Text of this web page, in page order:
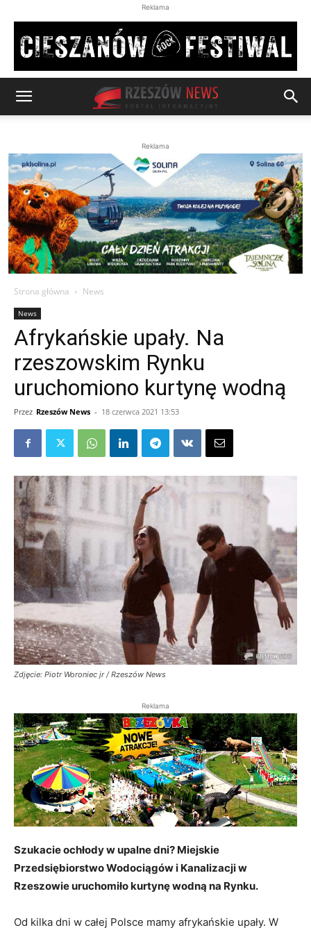
Reklama
Reklama
Strona główna News
News
Afrykańskie upały. Na
rzeszowskim Rynku
uruchomiono kurtynę wodną
Przez Rzeszów News - 18 czerwca 2021 13:53
Zdjęcie: Piotr Woroniec jr / Rzeszów News
Reklama
Szukacie ochłody w upalne dni? Miejskie
Przedsiębiorstwo Wodociągów i Kanalizacji w
Rzeszowie uruchomiło kurtynę wodną na Rynku.
Od kilka dni w całej Polsce mamy afrykańskie upały. W